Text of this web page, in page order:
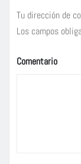
Tu dirección de
Los campos
Comentario